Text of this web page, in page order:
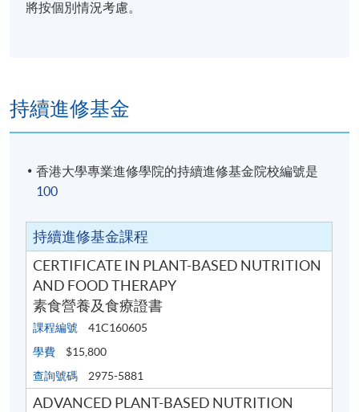
將按個別情況考慮。
持續進修基金
香港大學專業進修學院的持續進修基金院校編號是
100
持續進修基金課程
CERTIFICATE IN PLANT-BASED NUTRITION
AND FOOD THERAPY
素食營養及食療證書
課程編號
41C160605
學費
$15,800
查詢號碼
2975-5881
ADVANCED PLANT-BASED NUTRITION